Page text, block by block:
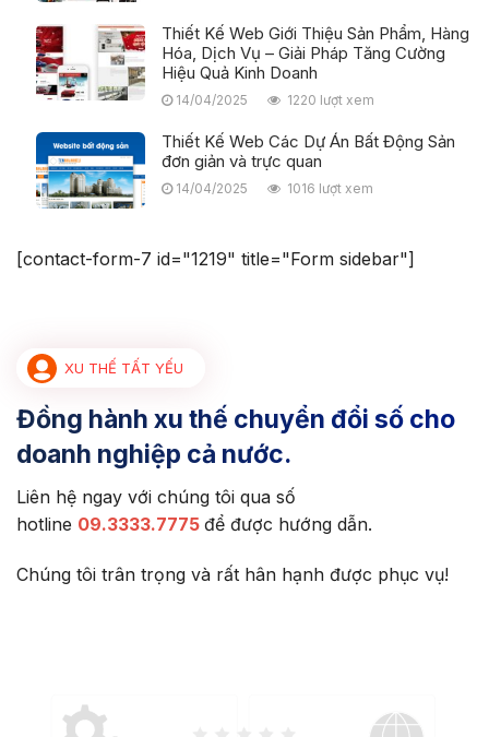
Thiết Kế Web Giới Thiệu Sản Phẩm, Hàng
Hóa, Dịch Vụ – Giải Pháp Tăng Cường
Hiệu Quả Kinh Doanh
14/04/2025 1220 lượt xem
Thiết Kế Web Các Dự Án Bất Động Sản
đơn giản và trực quan
14/04/2025 1016 lượt xem
[contact-form-7 id="1219" title="Form sidebar"]
XU THẾ TẤT YẾU
Đồng hành xu thế chuyển đổi số cho
doanh nghiệp cả nước.
Liên hệ ngay với chúng tôi qua số
hotline 09.3333.7775 để được hướng dẫn.
Chúng tôi trân trọng và rất hân hạnh được phục vụ!